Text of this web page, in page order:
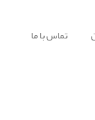
تماس با ما